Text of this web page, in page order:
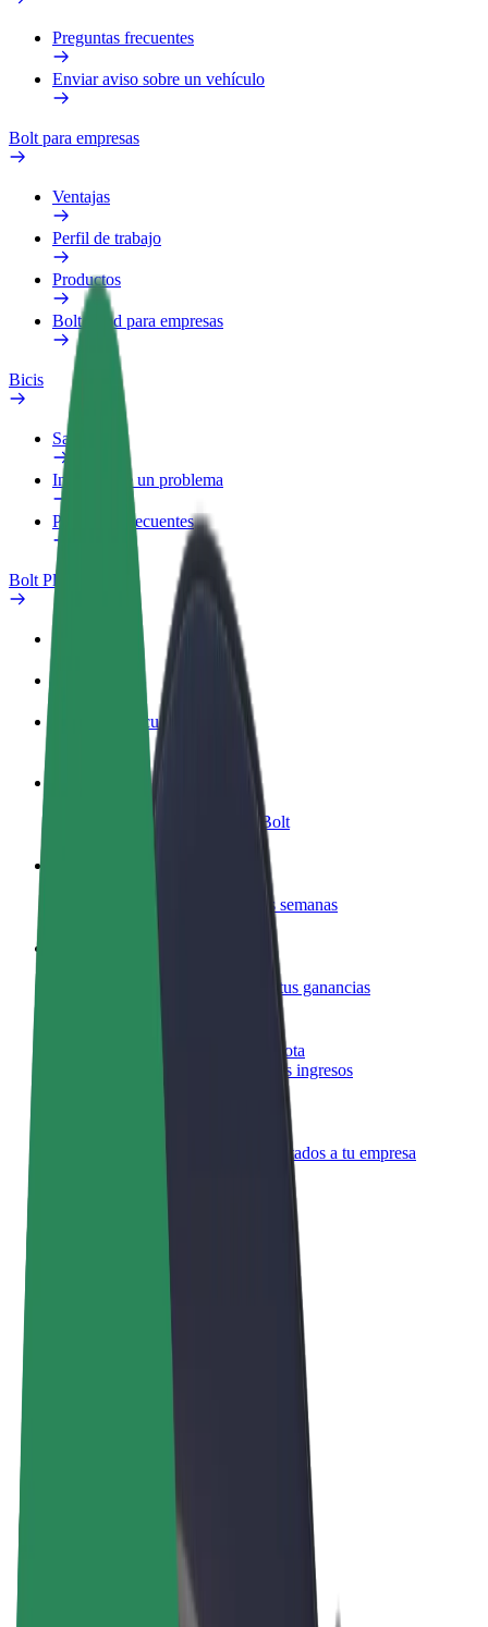
Preguntas frecuentes
Enviar aviso sobre un vehículo
Bolt para empresas
Ventajas
Perfil de trabajo
Productos
Bolt Food para empresas
Bicis
Safety Lab
Informar de un problema
Preguntas frecuentes
Bolt Plus
Preguntas frecuentes
Colaborar como conductor
Gana dinero colaborando con Bolt
Repartí comida y cobrá todas las semanas
Llegá a más clientes y maximizá tus ganancias
Registrarse como propietario de flota
Añadí tu flota a Bolt y potenciá tus ingresos
Productos y servicios de Bolt adaptados a tu empresa